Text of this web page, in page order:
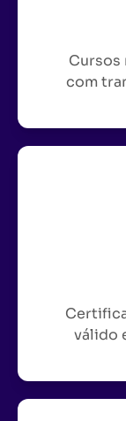
Cursos
com
válido